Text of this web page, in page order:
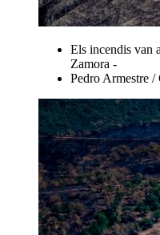
Els incendis van
Zamora -
Pedro Armestre /